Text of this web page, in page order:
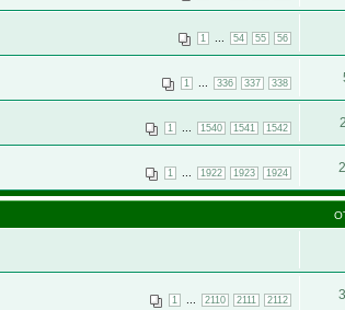
1 54 55 56
1 336 337 338
1 1540 1541 1542
1 1922 1923 1924
1 2110 2111 2112